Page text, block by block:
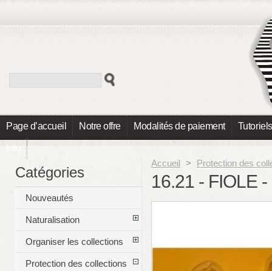
Page d’accueil Notre offre Modalités de paiement Tutoriels
Info
Accueil > Protection des
16.21 - FIOLE
Catégories
Nouveautés
Naturalisation
Organiser les collections
Protection des collections